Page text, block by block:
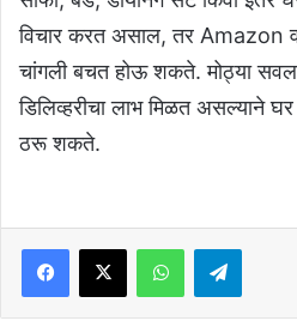
विचार करत असाल, तर Amazon
चांगली बचत होऊ शकते. मोठ्या
डिलिव्हरीचा लाभ मिळत असल्याने
ठरू शकते.
Facebook
X WhatsApp